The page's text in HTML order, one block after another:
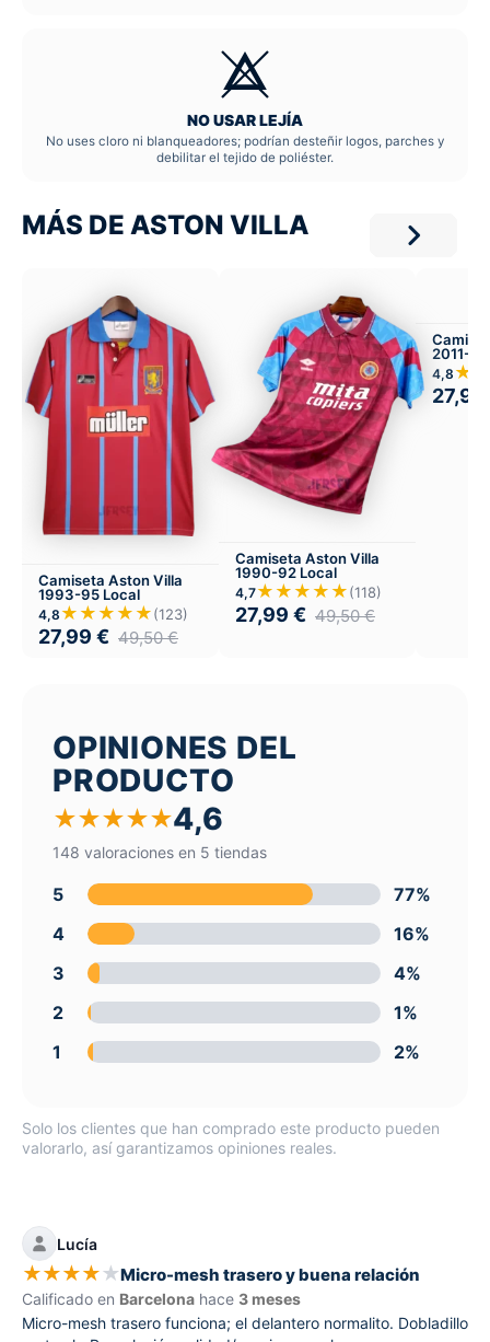
NO USAR LEJÍA
No uses cloro ni blanqueadores; podrían desteñir logos, parches y
debilitar el tejido de poliéster.
MÁS DE ASTON VILLA
Camiseta Aston Villa
1993-95 Local
4,8 ★★★★★(123)
27,99 € 49,50€
Camiseta Aston Villa
1990-92 Local
4,7★★★★★(118)
27,99 € 49,50€
2011-
4,8
27,99
OPINIONES DEL
PRODUCTO
★★★★★4,6
148 valoraciones en 5 tiendas
5
77%
4
16%
3
4%
2
1%
1
2%
Solo los clientes que han comprado este producto pueden
valorarlo, así garantizamos opiniones reales.
Lucía
★★★★★Micro-mesh trasero y buena relación
Calificado en Barcelona hace 3 meses
Micro-mesh trasero funciona; el delantero normalito. Dobladillo